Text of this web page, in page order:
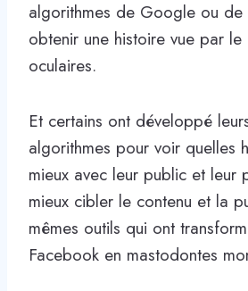
algorithmes de Google ou de
obtenir une histoire vue par
oculaires.
Et certains ont développé
algorithmes pour voir quelles
mieux avec leur public et leur
mieux cibler le contenu et la
mêmes outils qui ont
Facebook en mastodontes